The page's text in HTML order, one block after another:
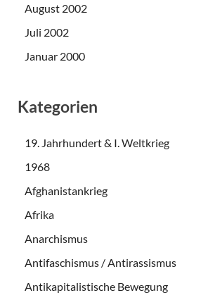
August 2002
Juli 2002
Januar 2000
Kategorien
19. Jahrhundert & I. Weltkrieg
1968
Afghanistankrieg
Afrika
Anarchismus
Antifaschismus / Antirassismus
Antikapitalistische Bewegung